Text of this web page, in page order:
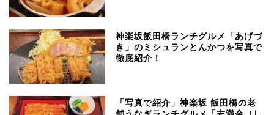
神楽坂飯田橋ランチグルメ「あげづ
き」のミシュランとんかつを写真で
徹底紹介！
「写真で紹介」神楽坂 飯田橋の老